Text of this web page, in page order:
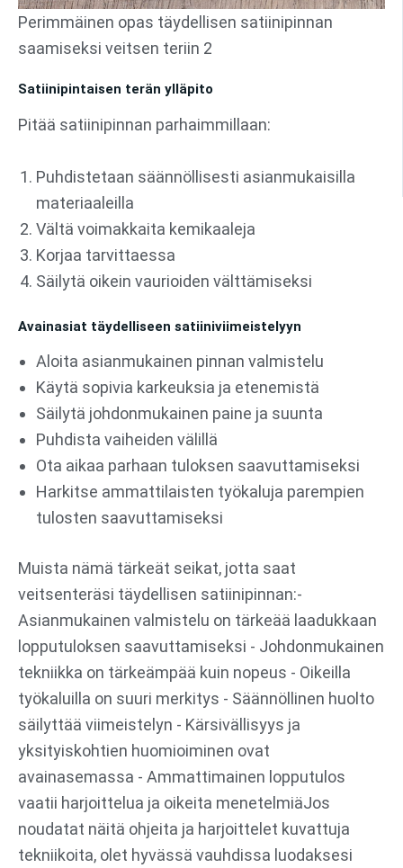
Perimmäinen opas täydellisen satiinipinnan
saamiseksi veitsen teriin 2
Satiinipintaisen terän ylläpito
Pitää satiinipinnan parhaimmillaan:
Puhdistetaan säännöllisesti asianmukaisilla
materiaaleilla
Vältä voimakkaita kemikaaleja
Korjaa tarvittaessa
Säilytä oikein vaurioiden välttämiseksi
Avainasiat täydelliseen satiiniviimeistelyyn
Aloita asianmukainen pinnan valmistelu
Käytä sopivia karkeuksia ja etenemistä
Säilytä johdonmukainen paine ja suunta
Puhdista vaiheiden välillä
Ota aikaa parhaan tuloksen saavuttamiseksi
Harkitse ammattilaisten työkaluja parempien
tulosten saavuttamiseksi
Muista nämä tärkeät seikat, jotta saat
veitsenteräsi täydellisen satiinipinnan:-
Asianmukainen valmistelu on tärkeää laadukkaan
lopputuloksen saavuttamiseksi - Johdonmukainen
tekniikka on tärkeämpää kuin nopeus - Oikeilla
työkaluilla on suuri merkitys - Säännöllinen huolto
säilyttää viimeistelyn - Kärsivällisyys ja
yksityiskohtien huomioiminen ovat
avainasemassa - Ammattimainen lopputulos
vaatii harjoittelua ja oikeita menetelmiäJos
noudatat näitä ohjeita ja harjoittelet kuvattuja
tekniikoita, olet hyvässä vauhdissa luodaksesi